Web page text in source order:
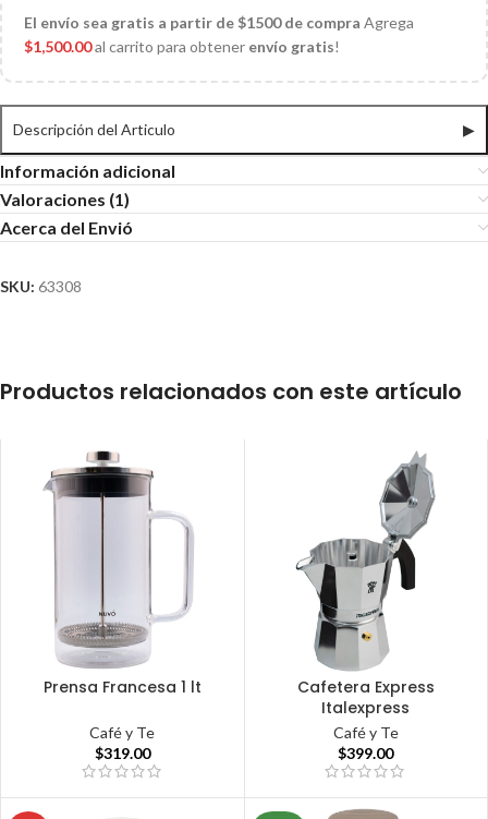
El envío sea gratis a partir de $1500 de compra Agrega
$1,500.00al carrito para obtener envío gratis!
Descripción del Articulo ▶
Información adicional
Valoraciones (1)
Acerca del Envió
SKU: 63308
Productos relacionados con este artículo
Prensa Francesa 1 lt
Café y Te
$319.00
Cafetera Express
Italexpress
Café y Te
$399.00